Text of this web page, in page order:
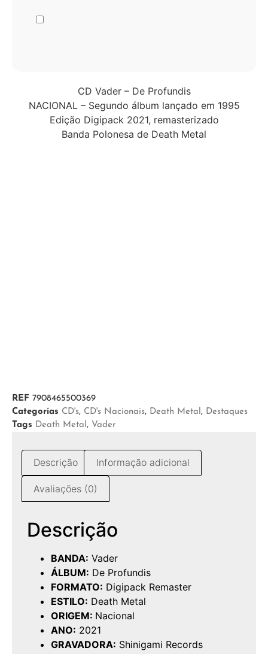
CD Vader – De Profundis
NACIONAL – Segundo álbum lançado em 1995
Edição Digipack 2021, remasterizado
Banda Polonesa de Death Metal
REF 7908465500369
Categorias CD's, CD's Nacionais, Death Metal , Destaques
Tags Death Metal , Vader
Descrição Informação adicional
Avaliações (0)
Descrição
BANDA: Vader
ÁLBUM: De Profundis
FORMATO: Digipack Remaster
ESTILO: Death Metal
ORIGEM: Nacional
ANO: 2021
GRAVADORA: Shinigami Records